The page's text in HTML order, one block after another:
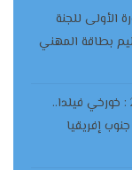
الأولى للجنة
بطاقة المهني
كأس أمم إفريقيا للسيدات – المغرب 2026 : خورخي فيلدا..
إفريقيا